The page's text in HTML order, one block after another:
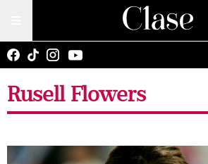
Rusell Flowers